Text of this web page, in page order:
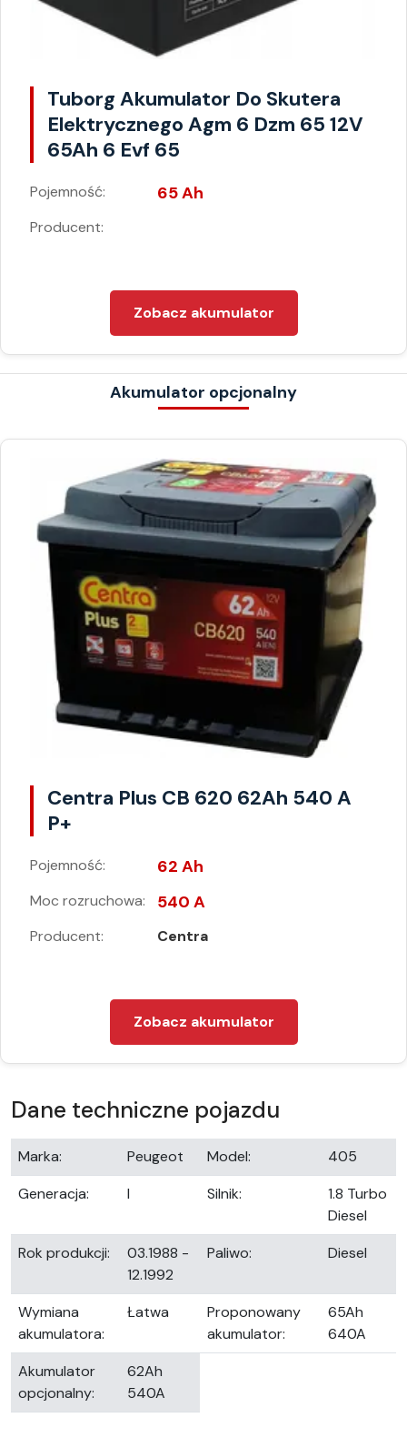
Tuborg Akumulator Do Skutera
Elektrycznego Agm 6 Dzm 65 12V
65Ah 6 Evf 65
Pojemność: 65 Ah
Producent:
Zobacz akumulator
Akumulator opcjonalny
Centra Plus CB 620 62Ah 540 A
P+
Pojemność: 62 Ah
Moc rozruchowa: 540 A
Producent: Centra
Zobacz akumulator
Dane techniczne pojazdu
Marka: Peugeot Model:
405
Generacja:
I Silnik:
1.8 Turbo
Diesel
Rok produkcji:
03.1988 -
12.1992
Paliwo: Diesel
Wymiana
akumulatora:
Łatwa
Proponowany
akumulator:
65Ah
640A
Akumulator
opcjonalny:
62Ah
540A